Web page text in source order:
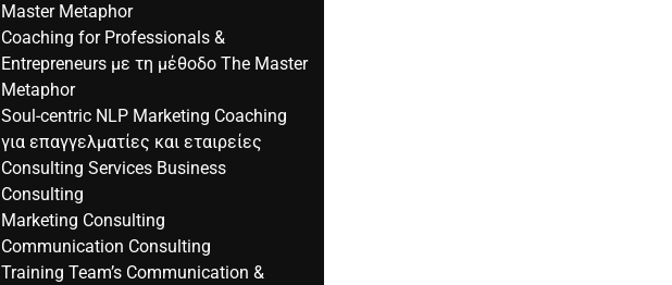
Master Metaphor
Coaching for Professionals &
Entrepreneurs με τη μέθοδο The Master
Metaphor
Soul-centric NLP Marketing Coaching
για επαγγελματίες και εταιρείες
Consulting Services Business
Consulting
Marketing Consulting
Communication Consulting
Training Team’s Communication &